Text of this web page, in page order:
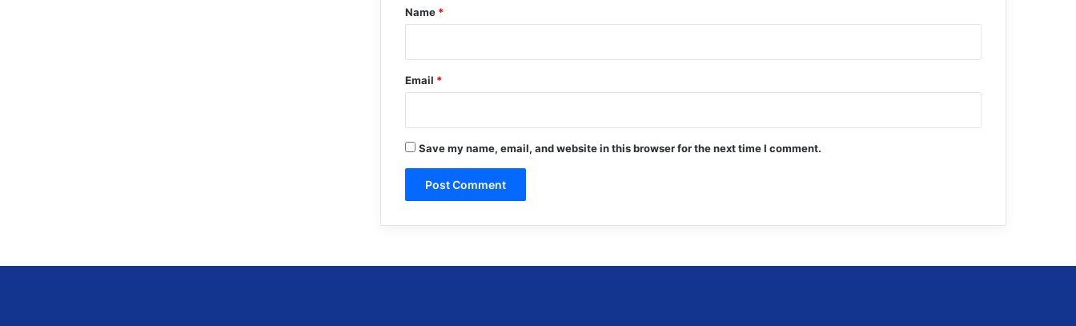
*
Name *
Email *
Save my name, email, and website in this browser for the next time I comment.